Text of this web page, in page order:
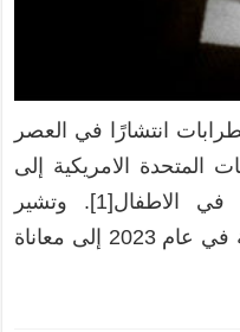
انتشارًا في العصر
المتحدة الامريكية إلى
حالة لكل ست وثلاثون حالة في الاطفال[1]. وتشير
إحصاءات منظمة الصحة العالمية في عام 2023 إلى معاناة